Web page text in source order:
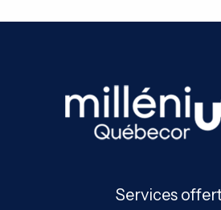
Services